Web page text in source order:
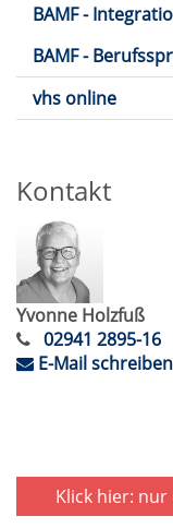
BAMF -
BAMF -
vhs online
Kontakt
Yvonne Holzfuß
02941 2895-16
E-Mail schreiben
Klick hier: